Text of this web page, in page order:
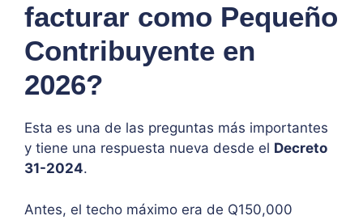
facturar como Pequeño
Contribuyente en
2026?
Esta es una de las preguntas más importantes
y tiene una respuesta nueva desde el Decreto
31-2024.
Antes, el techo máximo era de Q150,000